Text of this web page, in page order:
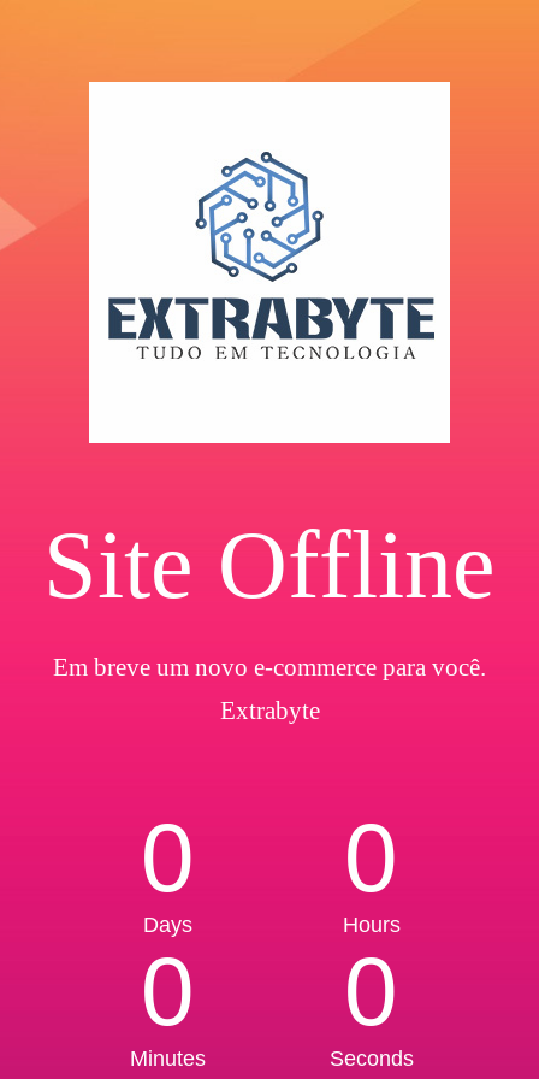
Site Offline
Em breve um novo e-commerce para você.
Extrabyte
0
Days
0
Hours
0
Minutes
0
Seconds